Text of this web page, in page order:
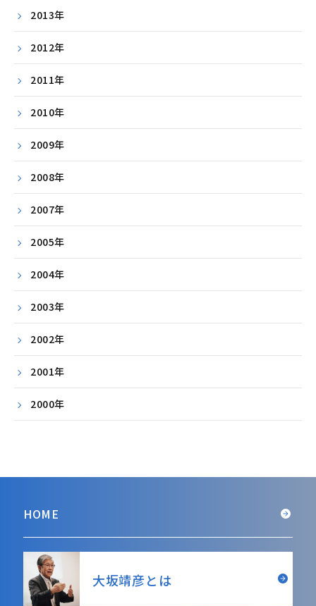
2013年
2012年
2011年
2010年
2009年
2008年
2007年
2005年
2004年
2003年
2002年
2001年
2000年
HOME
大坂靖彦とは